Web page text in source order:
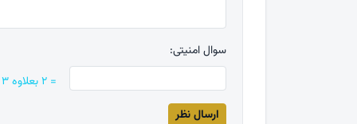
سوال امنیتی:
= ۲ بعلاوه ۳